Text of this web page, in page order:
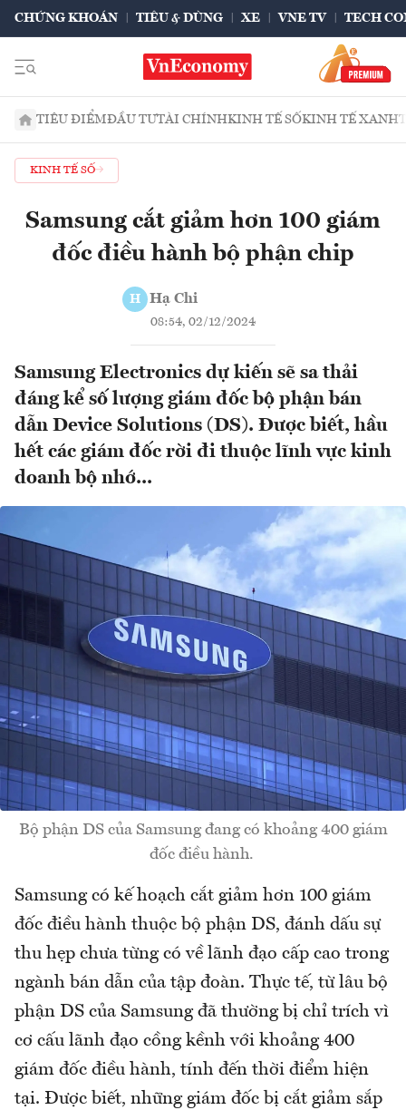
CHỨNG KHOÁN TIÊU & DÙNG XE VNE TV TECH
TIÊU ĐIỂMĐẦU TƯTÀI CHÍNHKINH TẾ SỐKINH TẾ XANH
KINH TẾ SỐ
Samsung cắt giảm hơn 100 giám
đốc điều hành bộ phận chip
H Hạ Chi
08:54, 02/12/2024
Samsung Electronics dự kiến sẽ sa thải
đáng kể số lượng giám đốc bộ phận bán
dẫn Device Solutions (DS). Được biết, hầu
hết các giám đốc rời đi thuộc lĩnh vực kinh
doanh bộ nhớ...
Bộ phận DS của Samsung đang có khoảng 400 giám
đốc điều hành.
Samsung có kế hoạch cắt giảm hơn 100 giám
đốc điều hành thuộc bộ phận DS, đánh dấu sự
thu hẹp chưa từng có về lãnh đạo cấp cao trong
ngành bán dẫn của tập đoàn. Thực tế, từ lâu bộ
phận DS của Samsung đã thường bị chỉ trích vì
cơ cấu lãnh đạo cồng kềnh với khoảng 400
giám đốc điều hành, tính đến thời điểm hiện
tại. Được biết, những giám đốc bị cắt giảm sắp